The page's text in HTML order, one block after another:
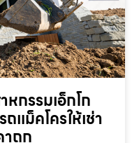
หกรรมเอ็กโก
แม็คโครให้เช่า
ถูก